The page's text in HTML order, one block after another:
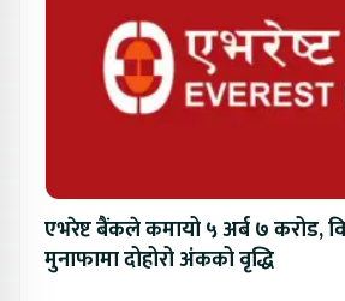
एभरेष्ट बैंकले कमायो ५ अर्ब ७ करोड,
मुनाफामा दोहोरो अंकको वृद्धि